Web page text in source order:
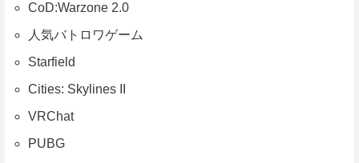
CoD:Warzone 2.0
人気バトロワゲーム
Starfield
Cities: Skylines II
VRChat
PUBG